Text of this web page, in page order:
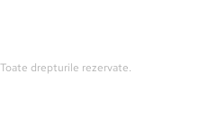
Toate drepturile rezervate.